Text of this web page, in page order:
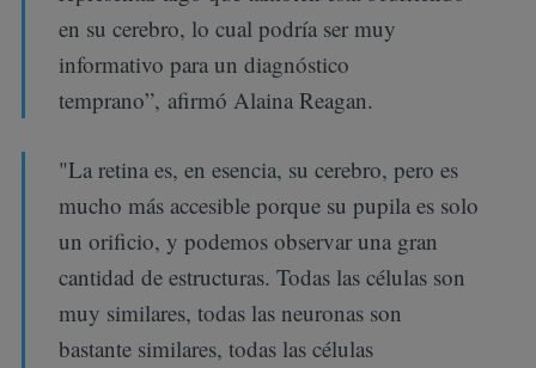
en su cerebro, lo cual podría ser muy
informativo para un diagnóstico
temprano”, afirmó Alaina Reagan.
"La retina es, en esencia, su cerebro, pero es
mucho más accesible porque su pupila es solo
un orificio, y podemos observar una gran
cantidad de estructuras. Todas las células son
muy similares, todas las neuronas son
bastante similares, todas las células